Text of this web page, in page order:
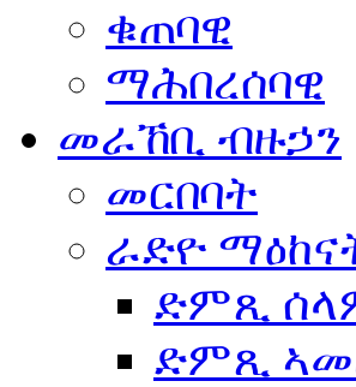
ቁጠባዊ
ማሕበረሰባዊ
መራኸቢ ብዙኃን
መርበባት
ራድዮ
ድምጺ
ድምጺ